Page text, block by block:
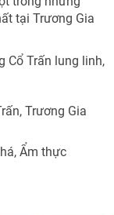
tại Trương Gia
Cổ Trấn lung linh,
Trương Gia
Ẩm thực